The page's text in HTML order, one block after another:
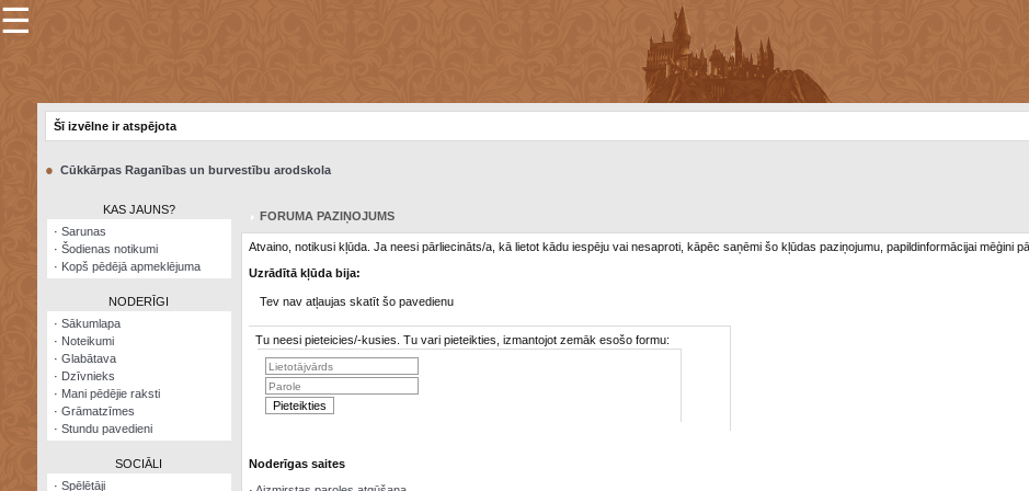
×
Šodienas
Visatcera
almanahs
☰
Šī izvēlne ir atspējota
● Cūkkārpas Raganības un burvestību arodskola
KAS JAUNS?
· Sarunas
· Šodienas notikumi
· Kopš pēdējā apmeklējuma
NODERĪGI
· Sākumlapa
· Noteikumi
· Glabātava
· Dzīvnieks
· Mani pēdējie raksti
· Grāmatzīmes
· Stundu pavedieni
SOCIĀLI
· Spēlētāji
FORUMA PAZIŅOJUMS
Atvaino, notikusi kļūda. Ja neesi pārliecināts/a, kā lietot kādu iespēju vai nesaproti, kāpēc saņēmi šo kļūdas paziņojumu, papildinformācijai mēģini
Uzrādītā kļūda bija:
Tev nav atļaujas skatīt šo pavedienu
Tu neesi pieteicies/-kusies. Tu vari pieteikties, izmantojot zemāk esošo formu:
Noderīgas saites